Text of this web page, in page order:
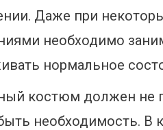
Даже при
необходимо
нормальное
костюм должен не
необходимость. В